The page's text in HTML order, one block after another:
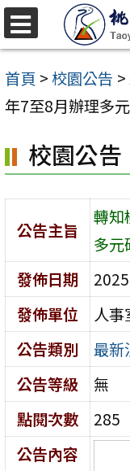
跳
至
主
要
容
區
首頁 >校園公告 >
年7至8月辦理多
校園公告
公告主旨
轉知
多元
發佈日期
發佈單位
人事
公告類別
最新
公告等級
無
點閱次數
285
公告內容
選
單